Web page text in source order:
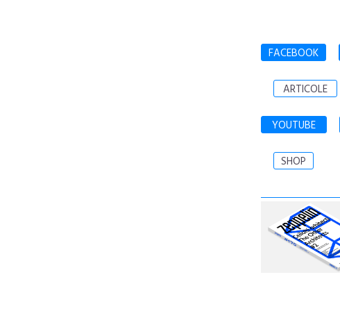
FACEBOOK
ARTICOLE
YOUTUBE
SHOP